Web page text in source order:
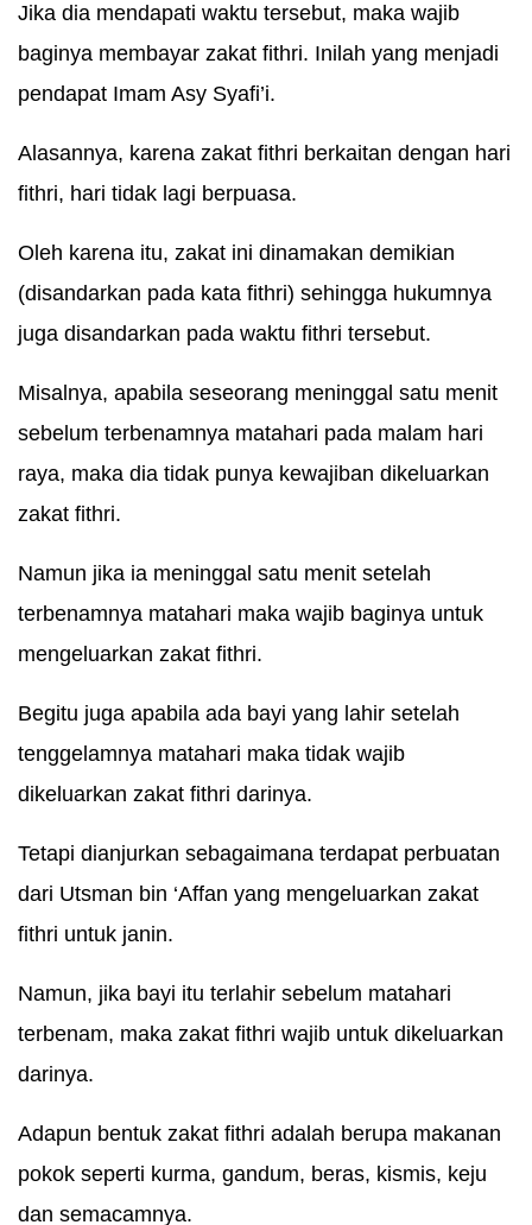
Jika dia mendapati waktu tersebut, maka wajib
baginya membayar zakat fithri. Inilah yang menjadi
pendapat Imam Asy Syafi’i.
Alasannya, karena zakat fithri berkaitan dengan hari
fithri, hari tidak lagi berpuasa.
Oleh karena itu, zakat ini dinamakan demikian
(disandarkan pada kata fithri) sehingga hukumnya
juga disandarkan pada waktu fithri tersebut.
Misalnya, apabila seseorang meninggal satu menit
sebelum terbenamnya matahari pada malam hari
raya, maka dia tidak punya kewajiban dikeluarkan
zakat fithri.
Namun jika ia meninggal satu menit setelah
terbenamnya matahari maka wajib baginya untuk
mengeluarkan zakat fithri.
Begitu juga apabila ada bayi yang lahir setelah
tenggelamnya matahari maka tidak wajib
dikeluarkan zakat fithri darinya.
Tetapi dianjurkan sebagaimana terdapat perbuatan
dari Utsman bin ‘Affan yang mengeluarkan zakat
fithri untuk janin.
Namun, jika bayi itu terlahir sebelum matahari
terbenam, maka zakat fithri wajib untuk dikeluarkan
darinya.
Adapun bentuk zakat fithri adalah berupa makanan
pokok seperti kurma, gandum, beras, kismis, keju
dan semacamnya.